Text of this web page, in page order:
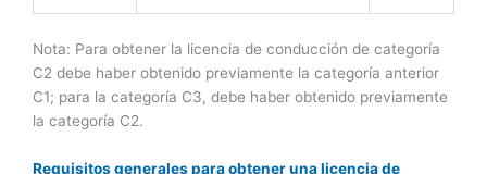
Nota: Para obtener la licencia de conducción de categoría
C2 debe haber obtenido previamente la categoría anterior
C1; para la categoría C3, debe haber obtenido previamente
la categoría C2.
Requisitos generales para obtener una licencia de